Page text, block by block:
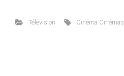
Télévision Cinéma Cinémas